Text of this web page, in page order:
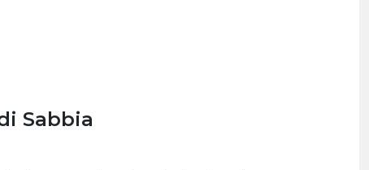
Sabbia